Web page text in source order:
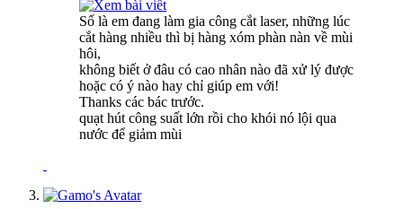
Số là em đang làm gia công cắt laser, những lúc
cắt hàng nhiều thì bị hàng xóm phàn nàn về mùi
hôi,
không biết ở đâu có cao nhân nào đã xử lý được
hoặc có ý nào hay chỉ giúp em với!
Thanks các bác trước.
quạt hút công suất lớn rồi cho khói nó lội qua
nước để giảm mùi